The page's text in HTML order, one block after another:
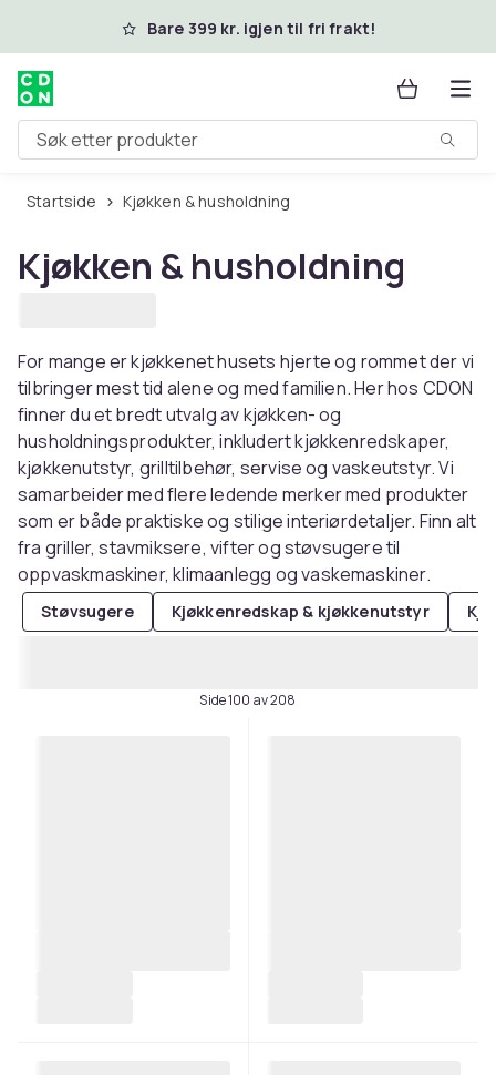
Hopp til hovedinnholdBare 399 kr. igjen til fri frakt!
Søk etter produkter
Startside Kjøkken & husholdning
Kjøkken & husholdning
For mange er kjøkkenet husets hjerte og rommet der vi
tilbringer mest tid alene og med familien. Her hos CDON
finner du et bredt utvalg av kjøkken- og
husholdningsprodukter, inkludert kjøkkenredskaper,
kjøkkenutstyr, grilltilbehør, servise og vaskeutstyr. Vi
samarbeider med flere ledende merker med produkter
som er både praktiske og stilige interiørdetaljer. Finn alt
fra griller, stavmiksere, vifter og støvsugere til
oppvaskmaskiner, klimaanlegg og vaskemaskiner.
Støvsugere Kjøkkenredskap & kjøkkenutstyr
Side 100 av 208